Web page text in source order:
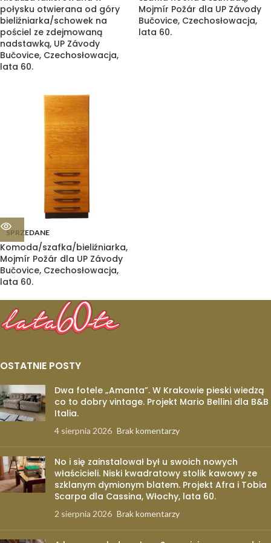
połysku otwierana od góry
bieliźniarka/schowek na
pościel ze zdejmowaną
nadstawką, UP Závody
Bučovice, Czechosłowacja,
lata 60.
Mojmír Požár dla UP Závody
Bučovice, Czechosłowacja,
lata 60.
SPRZEDANE
Komoda/szafka/bieliźniarka,
Mojmír Požár dla UP Závody
Bučovice, Czechosłowacja,
lata 60.
OSTATNIE POSTY
Dwa fotele „Amanta”. W Krakowie pieski wiedzą
co to dobry vintage. Projekt Mario Bellini dla B&B
Italia.
4 sierpnia 2026 Brak komentarzy
No i się zainstalował był u swoich nowych
właścicieli. Niski kwadratowy stolik kawowy ze
szklanym dymionym blatem. Projekt Afra i Tobia
Scarpa dla Cassina, Włochy, lata 60.
2 sierpnia 2026 Brak komentarzy